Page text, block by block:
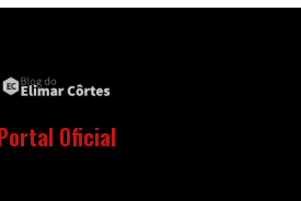
Oficial